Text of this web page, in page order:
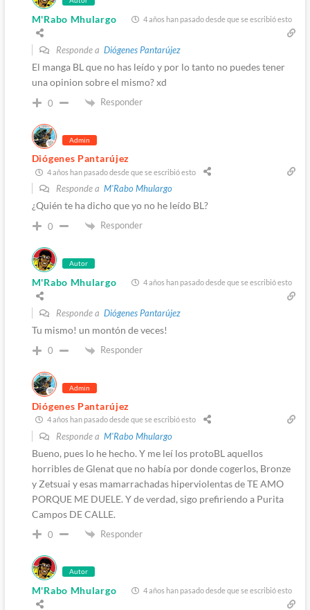
M'Rabo Mhulargo 4 años han pasado desde que se escribió esto
Responde a Diógenes Pantarújez
El manga BL que no has leído y por lo tanto no puedes tener
una opinion sobre el mismo? xd
0 Responder
Admin
Diógenes Pantarújez
4 años han pasado desde que se escribió esto
Responde a M'Rabo Mhulargo
¿Quién te ha dicho que yo no he leído BL?
0 Responder
Autor
M'Rabo Mhulargo 4 años han pasado desde que se escribió esto
Responde a Diógenes Pantarújez
Tu mismo! un montón de veces!
0 Responder
Admin
Diógenes Pantarújez
4 años han pasado desde que se escribió esto
Responde a M'Rabo Mhulargo
Bueno, pues lo he hecho. Y me leí los protoBL aquellos
horribles de Glenat que no había por donde cogerlos, Bronze
y Zetsuai y esas mamarrachadas hiperviolentas de TE AMO
PORQUE ME DUELE. Y de verdad, sigo prefiriendo a Purita
Campos DE CALLE.
0 Responder
Autor
M'Rabo Mhulargo 4 años han pasado desde que se escribió esto